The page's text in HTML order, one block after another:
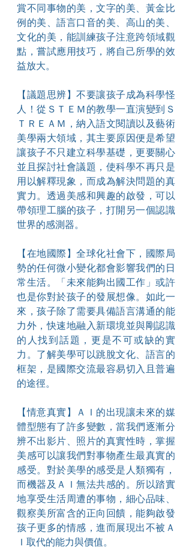
賞不同事物的美，文字的美、黃金比
例的美、語言口音的美、高山的美、
文化的美，能訓練孩子注意跨領域觀
點，嘗試應用技巧，將自己所學的效
益放大。
【議題思辨】不要讓孩子成為科學怪
人！從ＳＴＥＭ的教學一直演變到Ｓ
ＴＲＥＡＭ，納入語文閱讀以及藝術
美學兩大領域，其主要原因便是希望
讓孩子不只建立科學基礎，更要關心
並且探討社會議題，使科學不再只是
用以解釋現象，而成為解決問題的真
實力。透過美感和興趣的啟發，可以
帶領理工腦的孩子，打開另一個認識
世界的感測器。
【在地國際】全球化社會下，國際局
勢的任何微小變化都會影響我們的日
常生活。「未來能夠出國工作」或許
也是你對於孩子的發展想像。如此一
來，孩子除了需要具備語言溝通的能
力外，快速地融入新環境並與剛認識
的人找到話題，更是不可或缺的實
力。了解美學可以跳脫文化、語言的
框架，是國際交流最容易切入且普遍
的途徑。
【情意真實】ＡＩ的出現讓未來的媒
體型態有了許多變數，當我們逐漸分
辨不出影片、照片的真實性時，掌握
美感可以讓我們對事物產生最真實的
感受。對於美學的感受是人類獨有，
而機器及ＡＩ無法共感的。所以踏實
地享受生活周遭的事物，細心品味、
觀察美所富含的正向回饋，能夠啟發
孩子更多的情感，進而展現出不被Ａ
Ｉ取代的能力與價值。